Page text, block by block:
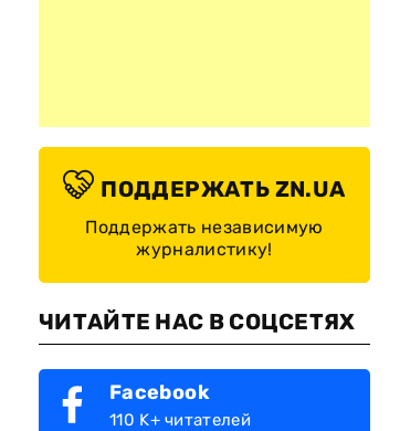
ПОДДЕРЖАТЬ ZN.UA
Поддержать независимую
журналистику!
ЧИТАЙТЕ НАС В СОЦСЕТЯХ
Facebook
110 K+ читателей